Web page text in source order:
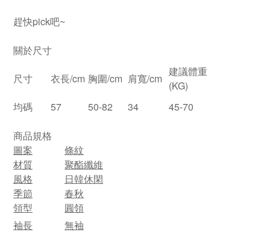
趕快pick吧~
關於尺寸
尺寸 衣長/cm 胸圍/cm 肩寬/cm
建議體重
(KG)
均碼
57 50-82 34 45-70
商品規格
圖案
條紋
材質
聚酯纖維
風格
日韓休閑
季節
春秋
領型
圓領
袖長
無袖